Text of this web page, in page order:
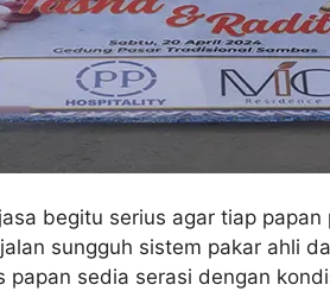
begitu serius agar tiap
sungguh sistem pakar ahli
papan sedia serasi dengan